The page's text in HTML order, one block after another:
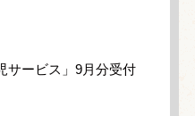
サービス」9月分受付